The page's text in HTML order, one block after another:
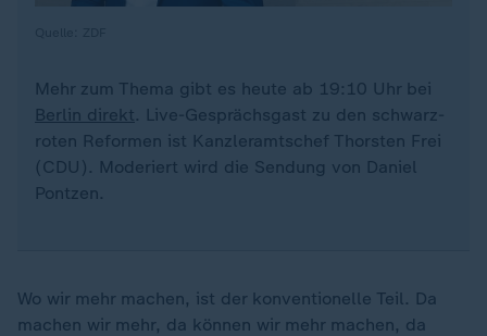
Mehr zum Thema gibt es heute ab 19:10 Uhr bei
Berlin direkt. Live-Gesprächsgast zu den schwarz-
roten Reformen ist Kanzleramtschef Thorsten Frei
(CDU). Moderiert wird die Sendung von Daniel
Pontzen.
Wo wir mehr machen, ist der konventionelle Teil. Da
machen wir mehr, da können wir mehr machen, da